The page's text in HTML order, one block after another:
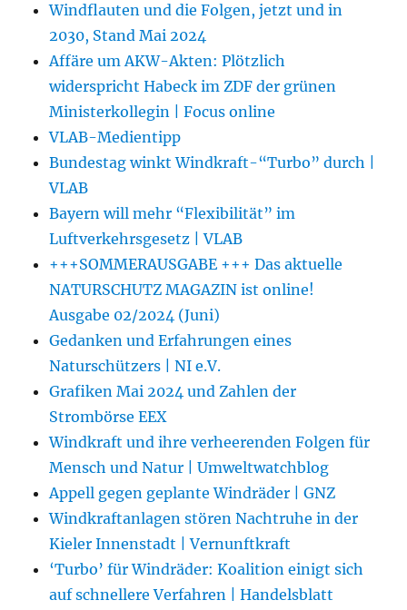
Windflauten und die Folgen, jetzt und in
2030, Stand Mai 2024
Affäre um AKW-Akten: Plötzlich
widerspricht Habeck im ZDF der grünen
Ministerkollegin | Focus online
VLAB-Medientipp
Bundestag winkt Windkraft-“Turbo” durch |
VLAB
Bayern will mehr “Flexibilität” im
Luftverkehrsgesetz | VLAB
+++SOMMERAUSGABE +++ Das aktuelle
NATURSCHUTZ MAGAZIN ist online!
Ausgabe 02/2024 (Juni)
Gedanken und Erfahrungen eines
Naturschützers | NI e.V.
Grafiken Mai 2024 und Zahlen der
Strombörse EEX
Windkraft und ihre verheerenden Folgen für
Mensch und Natur | Umweltwatchblog
Appell gegen geplante Windräder | GNZ
Windkraftanlagen stören Nachtruhe in der
Kieler Innenstadt | Vernunftkraft
‘Turbo’ für Windräder: Koalition einigt sich
auf schnellere Verfahren | Handelsblatt